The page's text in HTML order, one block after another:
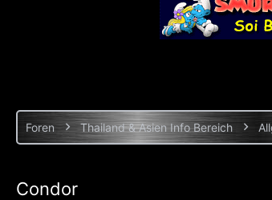
Foren Thailand & Asien Info Bereich
Condor